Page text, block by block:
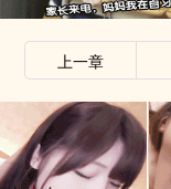
上一章